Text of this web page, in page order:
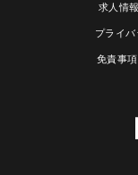
求人情報
プライ
免責事項